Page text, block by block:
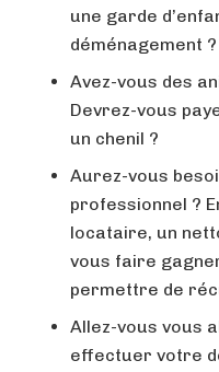
une garde
déménagement ?
Avez-vous des
Devrez-vous
un chenil ?
Aurez-vous
professionnel ?
locataire, un
vous faire
permettre de
Allez-vous vous
effectuer votre